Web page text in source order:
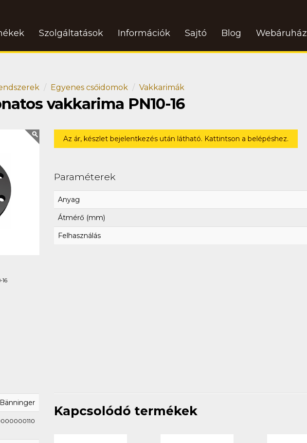
Szolgáltatások Információk Sajtó Blog Webáruház
Egyenes csőidomok Vakkarimák
vakkarima PN10-16
16
Az ár, készlet bejelentkezés után látható. Kattintson a belépéshez.
Paraméterek
Anyag
Átmérő (mm)
Felhasználás
Bänninger
Kapcsolódó termékek